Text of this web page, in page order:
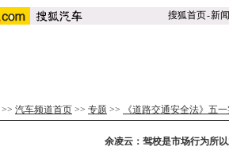
搜狐首页-新闻
>> 汽车频道首页 >> 专题 >> 《道路交通安全法》五
余凌云：驾校是市场行为所